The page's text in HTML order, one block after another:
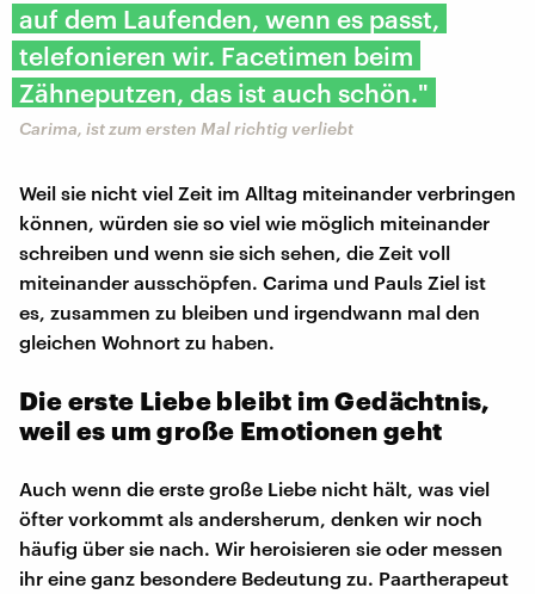
auf dem Laufenden, wenn es passt,
telefonieren wir. Facetimen beim
Zähneputzen, das ist auch schön."
Carima, ist zum ersten Mal richtig verliebt
Weil sie nicht viel Zeit im Alltag miteinander verbringen
können, würden sie so viel wie möglich miteinander
schreiben und wenn sie sich sehen, die Zeit voll
miteinander ausschöpfen. Carima und Pauls Ziel ist
es, zusammen zu bleiben und irgendwann mal den
gleichen Wohnort zu haben.
Die erste Liebe bleibt im Gedächtnis,
weil es um große Emotionen geht
Auch wenn die erste große Liebe nicht hält, was viel
öfter vorkommt als andersherum, denken wir noch
häufig über sie nach. Wir heroisieren sie oder messen
ihr eine ganz besondere Bedeutung zu. Paartherapeut